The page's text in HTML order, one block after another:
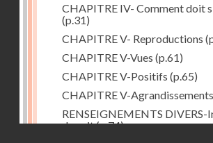
CHAPITRE IV- Comment doit
(p.31)
CHAPITRE V- Reproductions
CHAPITRE V-Vues (p.61)
CHAPITRE V-Positifs (p.65)
CHAPITRE V-Agrandissements
RENSEIGNEMENTS
de nuit(p.74)